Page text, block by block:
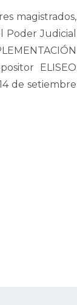
magistrados,
Poder Judicial
ELISEO
de setiembre